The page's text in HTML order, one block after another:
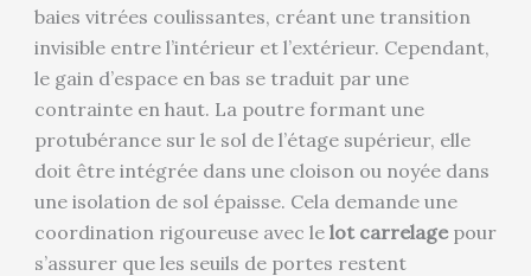
baies vitrées coulissantes, créant une transition
invisible entre l’intérieur et l’extérieur. Cependant,
le gain d’espace en bas se traduit par une
contrainte en haut. La poutre formant une
protubérance sur le sol de l’étage supérieur, elle
doit être intégrée dans une cloison ou noyée dans
une isolation de sol épaisse. Cela demande une
coordination rigoureuse avec le lot carrelagepour
s’assurer que les seuils de portes restent